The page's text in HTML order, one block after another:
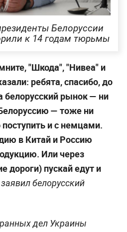
Белоруссии
к 14 годам тюрьмы
"Шкода", "Нивеа" и
ребята, спасибо, до
белорусский рынок — ни
— тоже ни
и с немцами.
в Китай и Россию
Или через
дороги) пускай едут и
заявил белорусский
дел Украины